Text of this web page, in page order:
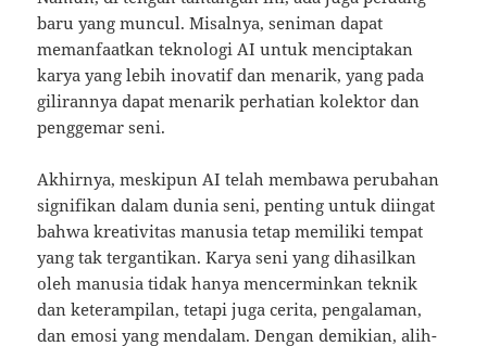
baru yang muncul. Misalnya, seniman dapat
memanfaatkan teknologi AI untuk menciptakan
karya yang lebih inovatif dan menarik, yang pada
gilirannya dapat menarik perhatian kolektor dan
penggemar seni.
Akhirnya, meskipun AI telah membawa perubahan
signifikan dalam dunia seni, penting untuk diingat
bahwa kreativitas manusia tetap memiliki tempat
yang tak tergantikan. Karya seni yang dihasilkan
oleh manusia tidak hanya mencerminkan teknik
dan keterampilan, tetapi juga cerita, pengalaman,
dan emosi yang mendalam. Dengan demikian, alih-